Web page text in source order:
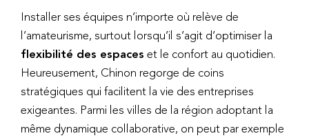
Installer ses équipes n’importe où relève de
l’amateurisme, surtout lorsqu’il s’agit d’optimiser la
flexibilité des espaces et le confort au quotidien.
Heureusement, Chinon regorge de coins
stratégiques qui facilitent la vie des entreprises
exigeantes. Parmi les villes de la région adoptant la
même dynamique collaborative, on peut par exemple